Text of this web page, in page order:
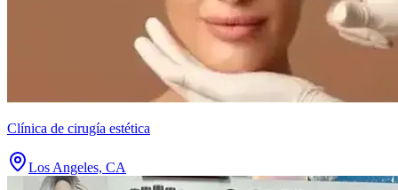
Clínica de cirugía estética
Los Angeles, CA